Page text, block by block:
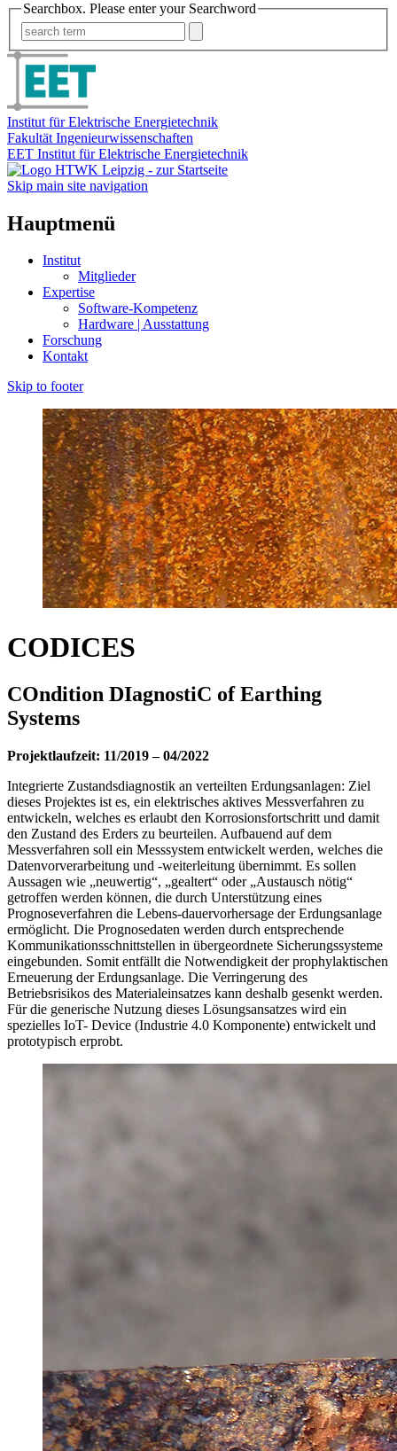
Searchbox. Please enter your Searchword
Institut für Elektrische Energietechnik
Fakultät Ingenieurwissenschaften
EET Institut für Elektrische Energietechnik
Skip main site navigation
Hauptmenü
Institut
Mitglieder
Expertise
Software-Kompetenz
Hardware | Ausstattung
Forschung
Kontakt
Skip to footer
CODICES
COndition DIagnostiC of Earthing
Systems
Projektlaufzeit: 11/2019 – 04/2022
Integrierte Zustandsdiagnostik an verteilten Erdungsanlagen: Ziel
dieses Projektes ist es, ein elektrisches aktives Messverfahren zu
entwickeln, welches es erlaubt den Korrosionsfortschritt und damit
den Zustand des Erders zu beurteilen. Aufbauend auf dem
Messverfahren soll ein Messsystem entwickelt werden, welches die
Datenvorverarbeitung und -weiterleitung übernimmt. Es sollen
Aussagen wie „neuwertig“, „gealtert“ oder „Austausch nötig“
getroffen werden können, die durch Unterstützung eines
Prognoseverfahren die Lebens-dauervorhersage der Erdungsanlage
ermöglicht. Die Prognosedaten werden durch entsprechende
Kommunikationsschnittstellen in übergeordnete Sicherungssysteme
eingebunden. Somit entfällt die Notwendigkeit der prophylaktischen
Erneuerung der Erdungsanlage. Die Verringerung des
Betriebsrisikos des Materialeinsatzes kann deshalb gesenkt werden.
Für die generische Nutzung dieses Lösungsansatzes wird ein
spezielles IoT- Device (Industrie 4.0 Komponente) entwickelt und
prototypisch erprobt.